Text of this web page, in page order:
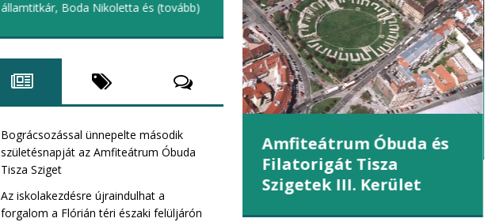
államtitkár, Boda Nikoletta és (tovább)
őszi iskolakezdésre ismét használható
lehet(tovább)
Bográcsozással ünnepelte második
születésnapját az Amfiteátrum Óbuda
Tisza Sziget
Az iskolakezdésre újraindulhat a
forgalom a Flórián téri északi felüljárón
Római Tisza sziget (III.
kerület)
Amfiteátrum Óbuda és
Filatorigát Tisza
Szigetek III. Kerület